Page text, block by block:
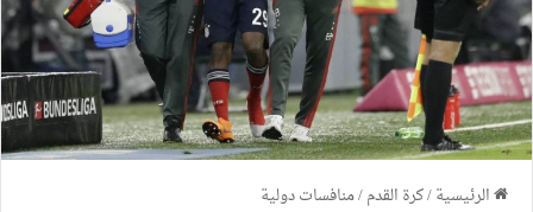
الرئيسية/كرة القدم/منافسات دولية